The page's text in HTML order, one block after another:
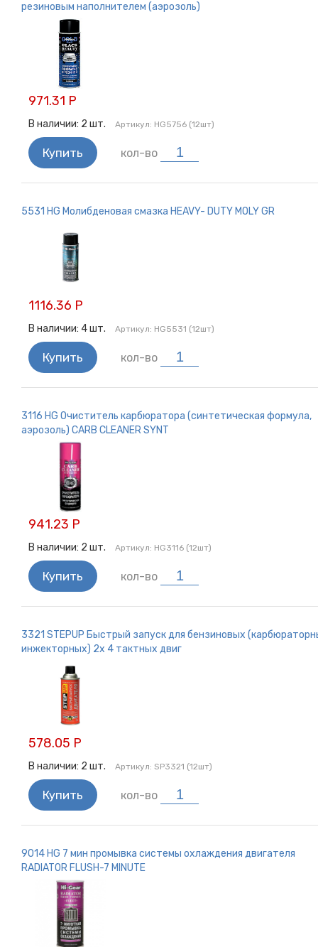
резиновым наполнителем (аэрозоль)
971.31 Р
В наличии: 2 шт. Артикул: HG5756 (12шт)
Купить кол-во
5531 HG Молибденовая смазка HEAVY- DUTY MOLY GR
1116.36 Р
В наличии: 4шт. Артикул: HG5531 (12шт)
Купить кол-во
3116 HG Очиститель карбюратора (синтетическая формула,
аэрозоль) CARB CLEANER SYNT
941.23 Р
В наличии: 2 шт. Артикул: HG3116 (12шт)
Купить кол-во
3321 STEPUP Быстрый запуск для бензиновых
инжекторных) 2х 4 тактных двиг
578.05 Р
В наличии: 2 шт. Артикул: SP3321 (12шт)
Купить кол-во
9014 HG 7 мин промывка системы охлаждения двигателя
RADIATOR FLUSH-7 MINUTE